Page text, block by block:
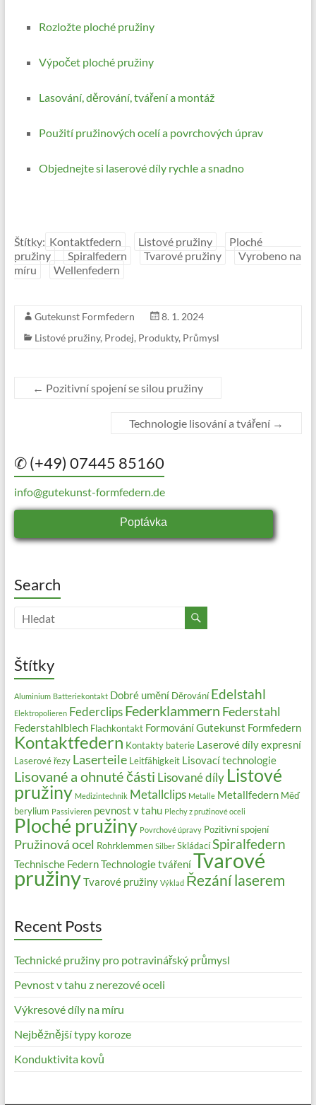
Rozložte ploché pružiny
Výpočet ploché pružiny
Lasování, děrování, tváření a montáž
Použití pružinových ocelí a povrchových úprav
Objednejte si laserové díly rychle a snadno
Štítky: Kontaktfedern Listové pružiny
Ploché
pružiny
Spiralfedern Tvarové pružiny
Vyrobeno na
míru
Wellenfedern
Gutekunst Formfedern
8. 1. 2024
Listové pružiny, Prodej, Produkty, Průmysl
← Pozitivní spojení se silou pružiny
Technologie lisování a tváření →
✆ (+49) 07445 85160
info@gutekunst-formfedern.de
Poptávka
Search
Štítky
Aluminium Batteriekontakt Dobré umění Děrování Edelstahl
Elektropolieren Federclips Federklammern Federstahl
Federstahlblech Flachkontakt FormováníGutekunst Formfedern
Kontaktfedern Kontakty baterie Laserové díly expresní
Laserové řezy Laserteile Leitfähigkeit Lisovací technologie
Lisované a ohnuté části Lisované díly Listové
pružiny Medizintechnik Metallclips Metalle Metallfedern Měď
berylium Passivieren pevnost v tahu Plechy z pružinové oceli
Ploché pružiny Povrchové úpravy Pozitivní spojení
Pružinová ocel Rohrklemmen Silber Skládací Spiralfedern
Technische FedernTechnologie tvářeníTvarové
pružinyTvarové pružiny Výklad Řezání laserem
Recent Posts
Technické pružiny pro potravinářský průmysl
Pevnost v tahu z nerezové oceli
Výkresové díly na míru
Nejběžnější typy koroze
Konduktivita kovů